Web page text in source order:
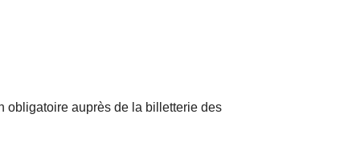
obligatoire auprès de la billetterie des